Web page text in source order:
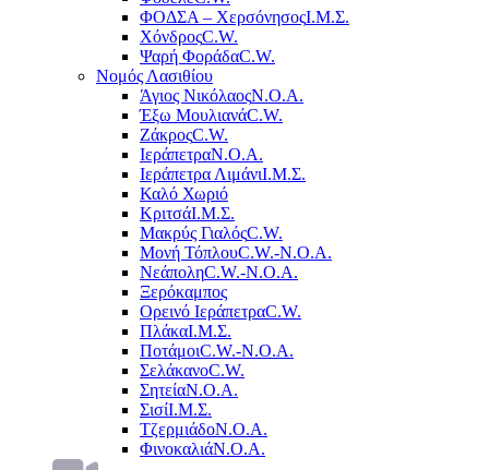
ΦΟΔΣΑ – ΧερσόνησοςΙ.Μ.Σ.
ΧόνδροςC.W.
Ψαρή ΦοράδαC.W.
Νομός Λασιθίου
Άγιος ΝικόλαοςΝ.Ο.Α.
Έξω ΜουλιανάC.W.
ΖάκροςC.W.
ΙεράπετραΝ.Ο.Α.
Ιεράπετρα ΛιμάνιΙ.Μ.Σ.
Καλό Χωριό
ΚριτσάΙ.Μ.Σ.
Μακρύς ΓιαλόςC.W.
Μονή ΤόπλουC.W.-Ν.Ο.Α.
ΝεάποληC.W.-Ν.Ο.Α.
Ξερόκαμπος
Ορεινό ΙεράπετραC.W.
ΠλάκαΙ.Μ.Σ.
ΠοτάμοιC.W.-Ν.Ο.Α.
ΣελάκανοC.W.
ΣητείαΝ.Ο.Α.
ΣισίΙ.Μ.Σ.
ΤζερμιάδοΝ.Ο.Α.
ΦινοκαλιάΝ.Ο.Α.